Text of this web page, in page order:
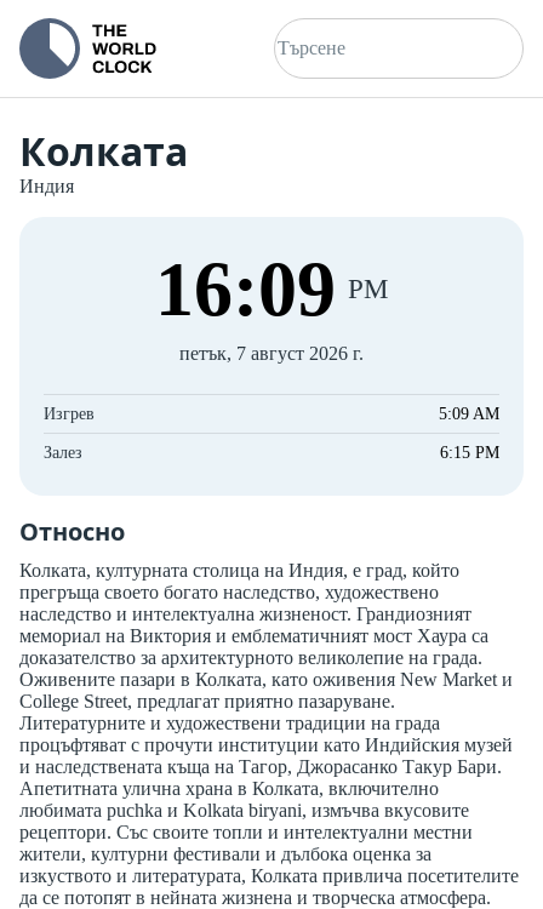
Колката
Индия
16:10 PM
петък, 7 август 2026 г.
Изгрев 5:09 AM
Залез 6:15 PM
Относно
Колката, културната столица на Индия, е град, който
прегръща своето богато наследство, художествено
наследство и интелектуална жизненост. Грандиозният
мемориал на Виктория и емблематичният мост Хаура са
доказателство за архитектурното великолепие на града.
Оживените пазари в Колката, като оживения New Market и
College Street, предлагат приятно пазаруване.
Литературните и художествени традиции на града
процъфтяват с прочути институции като Индийския музей
и наследствената къща на Тагор, Джорасанко Такур Бари.
Апетитната улична храна в Колката, включително
любимата puchka и Kolkata biryani, измъчва вкусовите
рецептори. Със своите топли и интелектуални местни
жители, културни фестивали и дълбока оценка за
изкуството и литературата, Колката привлича посетителите
да се потопят в нейната жизнена и творческа атмосфера.